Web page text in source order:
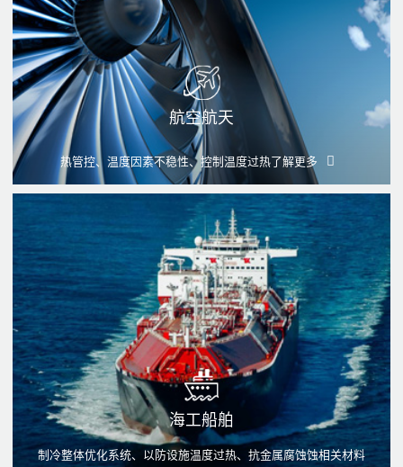
航空航天
热管控、温度因素不稳性、控制温度过热了解更多
海工船舶
制冷整体优化系统、以防设施温度过热、抗金属腐蚀蚀相关材料